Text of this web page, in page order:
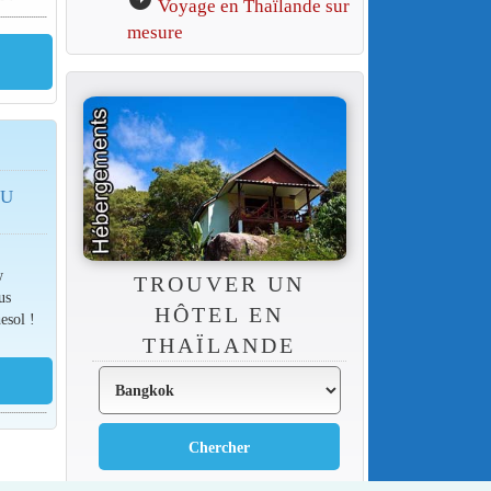
!
Voyage en Thaïlande sur
mesure
TROUVER UN
HÔTEL EN
THAÏLANDE